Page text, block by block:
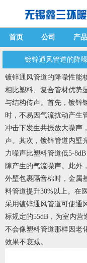
首页 公司 产品
镀锌通风管道的降
镀锌通风管道的降噪性能
相比塑料、复合管材优势
与结构传声。首先，镀锌
时，不易因气流扰动产生
冲击下发生共振放大噪声
声。其次，镀锌管道内壁
力噪声比塑料管道低5-
隙产生的气流噪声。此外
外壁包裹隔音棉时，金属
料管道提升30%以上。在
采用镀锌通风管道可使通
标规定的55dB，为室内营
不会像塑料管道那样因老
效果不衰减。